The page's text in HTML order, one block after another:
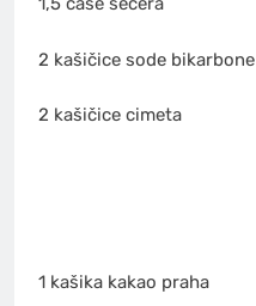
2 kašičice sode bikarbone
2 kašičice cimeta
1 kašika kakao praha